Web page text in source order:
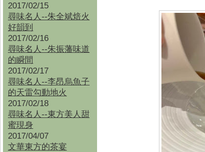
2017/02/15
尋味名人--朱全斌焙火
好韻到
2017/02/16
尋味名人--朱振藩味道
的瞬間
2017/02/17
尋味名人--李昂烏魚子
的天雷勾動地火
2017/02/18
尋味名人--東方美人甜
蜜現身
2017/04/07
文華東方的茶宴